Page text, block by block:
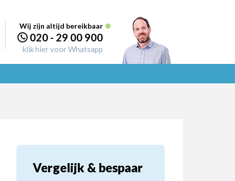
Wij zijn altijd bereikbaar
020 - 29 00 900
klik hier voor Whatsapp
Vergelijk & bespaar